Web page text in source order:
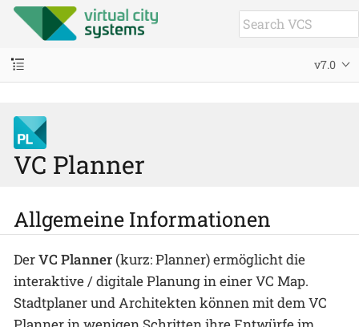
v7.0
VC Planner
Allgemeine Informationen
DerVC Planner (kurz: Planner) ermöglicht die
interaktive / digitale Planung in einer VC Map.
Stadtplaner und Architekten können mit dem VC